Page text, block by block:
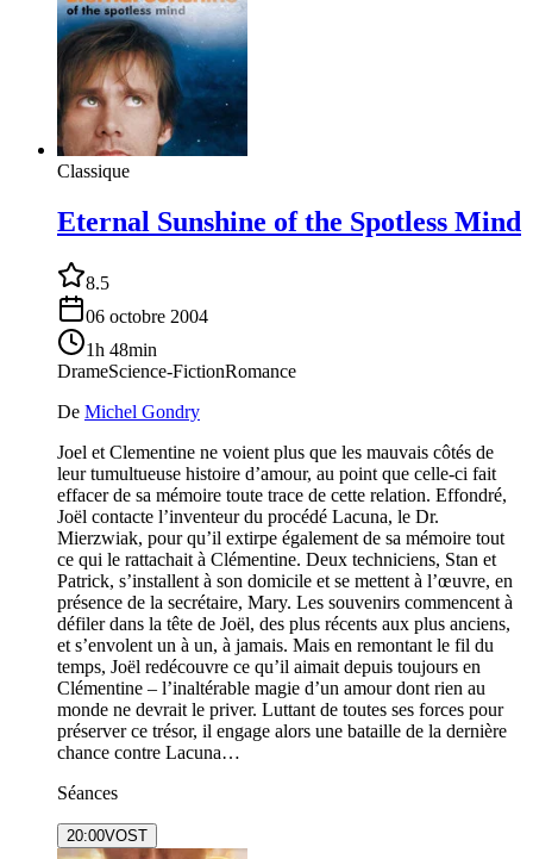
Classique
Eternal Sunshine of the Spotless Mind
8.5
06 octobre 2004
1h 48min
DrameScience-FictionRomance
De Michel Gondry
Joel et Clementine ne voient plus que les mauvais côtés de
leur tumultueuse histoire d’amour, au point que celle‐ci fait
effacer de sa mémoire toute trace de cette relation. Effondré,
Joël contacte l’inventeur du procédé Lacuna, le Dr.
Mierzwiak, pour qu’il extirpe également de sa mémoire tout
ce qui le rattachait à Clémentine. Deux techniciens, Stan et
Patrick, s’installent à son domicile et se mettent à l’œuvre, en
présence de la secrétaire, Mary. Les souvenirs commencent à
défiler dans la tête de Joël, des plus récents aux plus anciens,
et s’envolent un à un, à jamais. Mais en remontant le fil du
temps, Joël redécouvre ce qu’il aimait depuis toujours en
Clémentine – l’inaltérable magie d’un amour dont rien au
monde ne devrait le priver. Luttant de toutes ses forces pour
préserver ce trésor, il engage alors une bataille de la dernière
chance contre Lacuna…
Séances
20:00VOST